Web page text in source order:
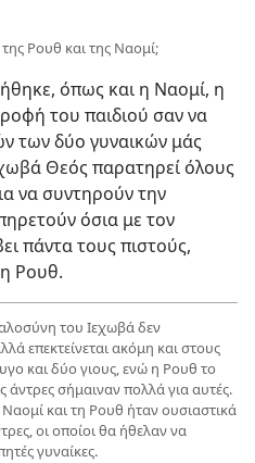
Ρουθ και της Ναομί;
όπως και η Ναομί, η
του παιδιού σαν να
των δύο γυναικών μάς
Θεός παρατηρεί όλους
να συντηρούν την
όσια με τον
πάντα τους πιστούς,
Ρουθ.
του Ιεχωβά δεν
επεκτείνεται ακόμη και στους
και δύο γιους, ενώ η Ρουθ το
άντρες σήμαιναν πολλά για αυτές.
και τη Ρουθ ήταν ουσιαστικά
οι οποίοι θα ήθελαν να
γυναίκες.